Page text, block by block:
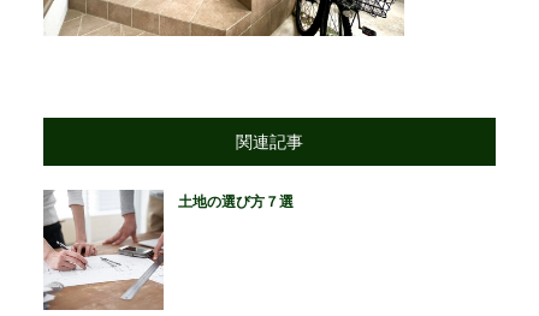
関連記事
土地の選び方７選